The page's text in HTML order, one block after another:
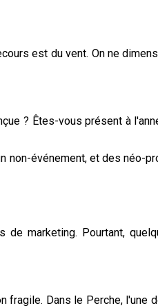
est du vent. On ne
? Êtes-vous présent à
non-événement, et des néo-
marketing. Pourtant,
fragile. Dans le Perche, l'une